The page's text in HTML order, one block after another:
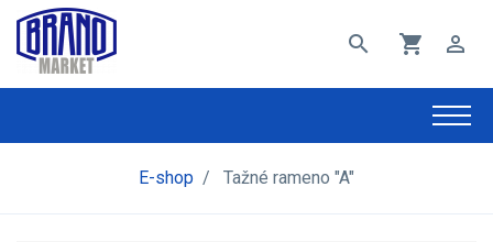
search shopping_cart perm_identity
E-shop / Tažné rameno "A"